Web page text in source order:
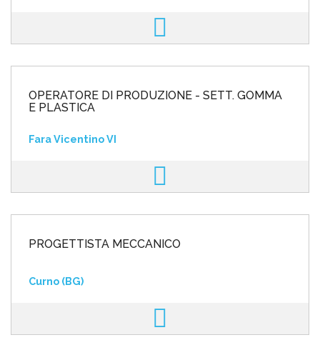
OPERATORE DI PRODUZIONE - SETT. GOMMA
E PLASTICA
Fara Vicentino VI
PROGETTISTA MECCANICO
Curno (BG)